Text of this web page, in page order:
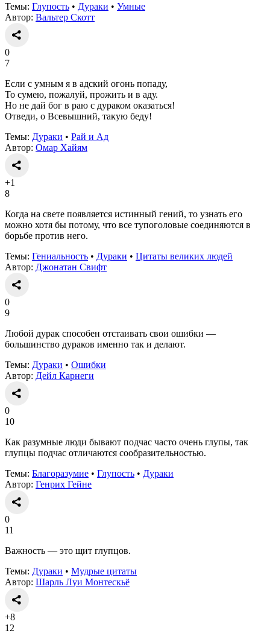
Темы: Глупость • Дураки • Умные
Автор: Вальтер Скотт
0
7
Если с умным я в адский огонь попаду,
То сумею, пожалуй, прожить и в аду.
Но не дай бог в раю с дураком оказаться!
Отведи, о Всевышний, такую беду!
Темы: Дураки • Рай и Ад
Автор: Омар Хайям
+1
8
Когда на свете появляется истинный гений, то узнать его
можно хотя бы потому, что все тупоголовые соединяются в
борьбе против него.
Темы: Гениальность • Дураки • Цитаты великих людей
Автор: Джонатан Свифт
0
9
Любой дурак способен отстаивать свои ошибки —
большинство дураков именно так и делают.
Темы: Дураки • Ошибки
Автор: Дейл Карнеги
0
10
Как разумные люди бывают подчас часто очень глупы, так
глупцы подчас отличаются сообразительностью.
Темы: Благоразумие • Глупость • Дураки
Автор: Генрих Гейне
0
11
Важность — это щит глупцов.
Темы: Дураки • Мудрые цитаты
Автор: Шарль Луи Монтескьё
+8
12